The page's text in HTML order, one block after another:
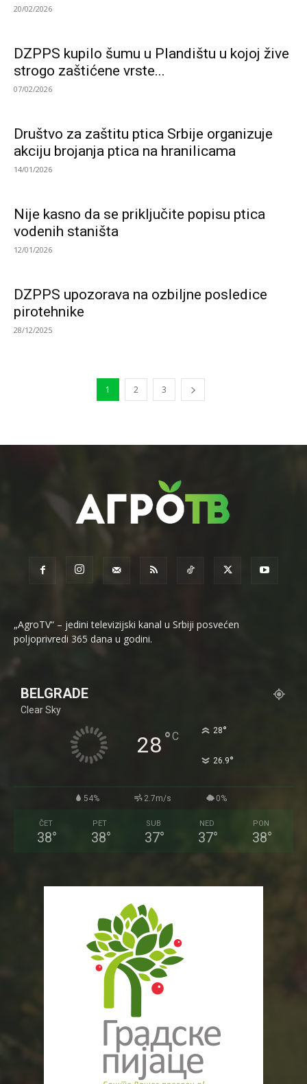
20/02/2026
DZPPS kupilo šumu u Plandištu u kojoj žive
strogo zaštićene vrste...
07/02/2026
Društvo za zaštitu ptica Srbije organizuje
akciju brojanja ptica na hranilicama
14/01/2026
Nije kasno da se priključite popisu ptica
vodenih staništa
12/01/2026
DZPPS upozorava na ozbiljne posledice
pirotehnike
28/12/2025
1 2 3
„AgroTV“ – jedini televizijski kanal u Srbiji posvećen
poljoprivredi 365 dana u godini.
BELGRADE
Clear Sky
28°C 28°
26.9°
54% 2.7m/s 0%
ČET
38°
PET
38°
SUB
37°
NED
37°
PON
38°